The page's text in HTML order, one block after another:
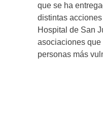
que se ha
distintas
Hospital de San
asociaciones
personas más